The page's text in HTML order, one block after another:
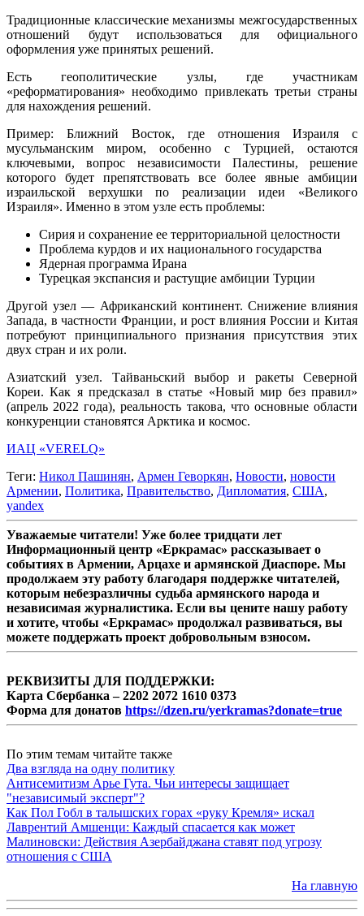
Традиционные классические механизмы межгосударственных
отношений будут использоваться для официального
оформления уже принятых решений.
Есть геополитические узлы, где участникам
«реформатирования» необходимо привлекать третьи страны
для нахождения решений.
Пример: Ближний Восток, где отношения Израиля с
мусульманским миром, особенно с Турцией, остаются
ключевыми, вопрос независимости Палестины, решение
которого будет препятствовать все более явные амбиции
израильской верхушки по реализации идеи «Великого
Израиля». Именно в этом узле есть проблемы:
Сирия и сохранение ее территориальной целостности
Проблема курдов и их национального государства
Ядерная программа Ирана
Турецкая экспансия и растущие амбиции Турции
Другой узел — Африканский континент. Снижение влияния
Запада, в частности Франции, и рост влияния России и Китая
потребуют принципиального признания присутствия этих
двух стран и их роли.
Азиатский узел. Тайваньский выбор и ракеты Северной
Кореи. Как я предсказал в статье «Новый мир без правил»
(апрель 2022 года), реальность такова, что основные области
конкуренции становятся Арктика и космос.
ИАЦ «VERELQ»
Теги: Никол Пашинян, Армен Геворкян, Новости, новости
Армении, Политика, Правительство, Дипломатия, США,
yandex
Уважаемые читатели! Уже более тридцати лет
Информационный центр «Еркрамас» рассказывает о
событиях в Армении, Арцахе и армянской Диаспоре. Мы
продолжаем эту работу благодаря поддержке читателей,
которым небезразличны судьба армянского народа и
независимая журналистика. Если вы цените нашу работу
и хотите, чтобы «Еркрамас» продолжал развиваться, вы
можете поддержать проект добровольным взносом.
РЕКВИЗИТЫ ДЛЯ ПОДДЕРЖКИ:
Карта Сбербанка – 2202 2072 1610 0373
Форма для донатов https://dzen.ru/yerkramas?donate=true
По этим темам читайте также
Два взгляда на одну политику
Антисемитизм Арье Гута. Чьи интересы защищает
"независимый эксперт"?
Как Пол Гобл в талышских горах «руку Кремля» искал
Лаврентий Амшенци: Каждый спасается как может
Малиновски: Действия Азербайджана ставят под угрозу
отношения с США
На главную